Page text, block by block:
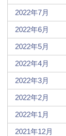
2022年7月
2022年6月
2022年5月
2022年4月
2022年3月
2022年2月
2022年1月
2021年12月